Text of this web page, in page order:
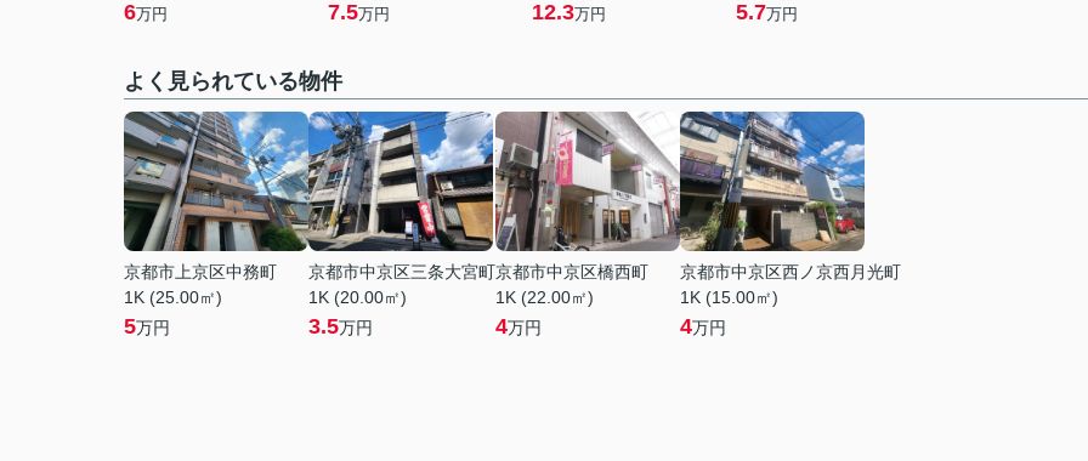
6万円 7.5万円 12.3万円 5.7万円
よく見られている物件
京都市上京区中務町
1K (25.00㎡)
5万円
京都市中京区三条大宮町
1K (20.00㎡)
3.5万円
京都市中京区橋西町
1K (22.00㎡)
4万円
京都市中京区西ノ京西月光町
1K (15.00㎡)
4万円